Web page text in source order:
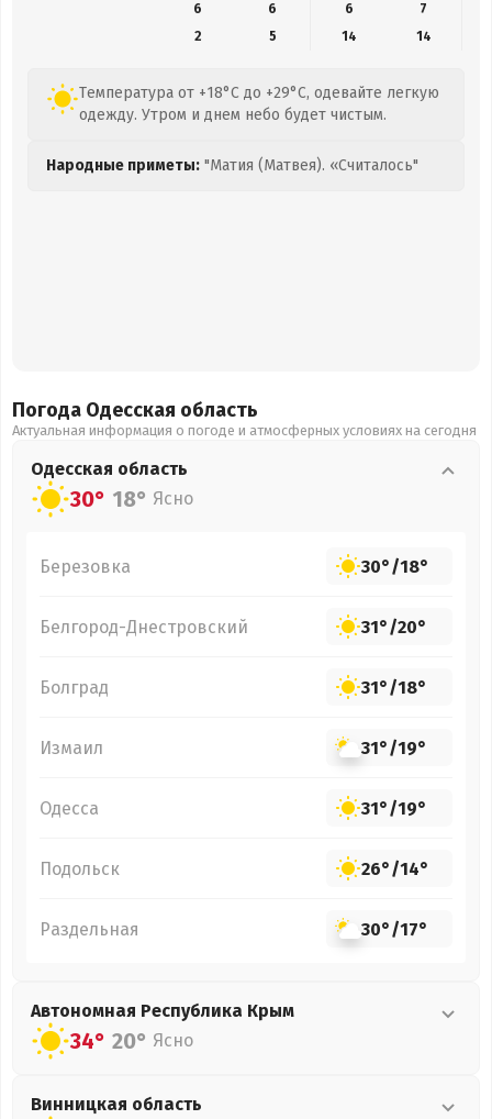
6
6 6
7
2
5 14 14
Температура от +18°C до +29°C, одевайте легкую
одежду. Утром и днем небо будет чистым.
Народные приметы: "Матия (Матвея). «Считалось"
Погода Одесская область
Актуальная информация о погоде и атмосферных условиях на сегодня
Одесская область
30° 18° Ясно
Березовка 30°/18°
Белгород-Днестровский 31°/20°
Болград 31°/18°
Измаил 31°/19°
Одесса 31°/19°
Подольск 26°/14°
Раздельная 30°/17°
Автономная Республика Крым
34° 20° Ясно
Винницкая область